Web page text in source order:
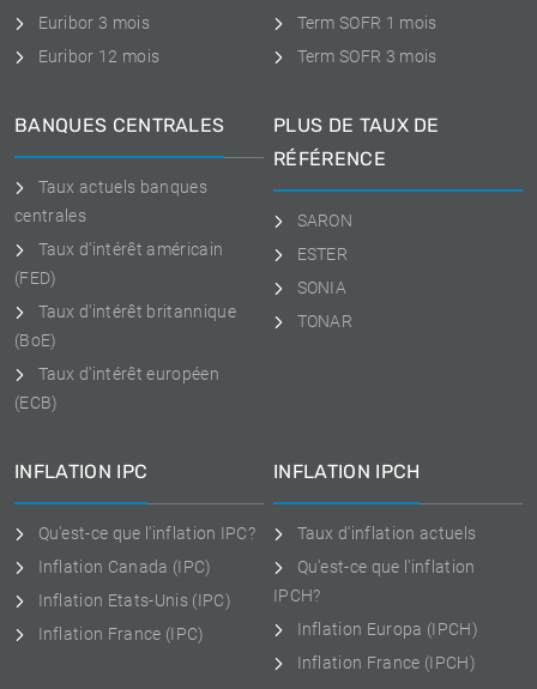
Euribor 3 mois
Euribor 12 mois
Term SOFR 1 mois
Term SOFR 3 mois
BANQUES CENTRALES
Taux actuels banques
centrales
Taux d'intérêt américain
(FED)
Taux d'intérêt britannique
(BoE)
Taux d'intérêt européen
(ECB)
PLUS DE TAUX DE
RÉFÉRENCE
SARON
ESTER
SONIA
TONAR
INFLATION IPC
Qu'est-ce que l'inflation IPC?
Inflation Canada (IPC)
Inflation Etats-Unis (IPC)
Inflation France (IPC)
INFLATION IPCH
Taux d'inflation actuels
Qu'est-ce que l'inflation
IPCH?
Inflation Europa (IPCH)
Inflation France (IPCH)